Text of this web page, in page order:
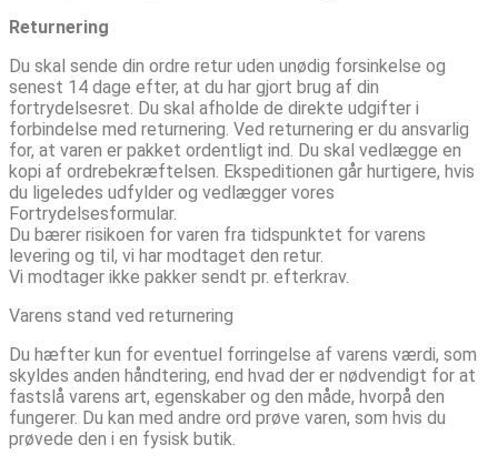
Returnering
Du skal sende din ordre retur uden unødig forsinkelse og
senest 14 dage efter, at du har gjort brug af din
fortrydelsesret. Du skal afholde de direkte udgifter i
forbindelse med returnering. Ved returnering er du ansvarlig
for, at varen er pakket ordentligt ind. Du skal vedlægge en
kopi af ordrebekræftelsen. Ekspeditionen går hurtigere, hvis
du ligeledes udfylder og vedlægger vores
Fortrydelsesformular.
Du bærer risikoen for varen fra tidspunktet for varens
levering og til, vi har modtaget den retur.
Vi modtager ikke pakker sendt pr. efterkrav.
Varens stand ved returnering
Du hæfter kun for eventuel forringelse af varens værdi, som
skyldes anden håndtering, end hvad der er nødvendigt for at
fastslå varens art, egenskaber og den måde, hvorpå den
fungerer. Du kan med andre ord prøve varen, som hvis du
prøvede den i en fysisk butik.